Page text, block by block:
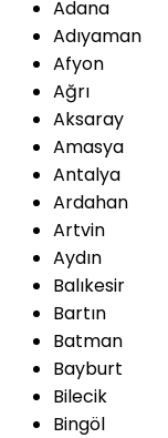
Adana
Adıyaman
Afyon
Ağrı
Aksaray
Amasya
Antalya
Ardahan
Artvin
Aydın
Balıkesir
Bartın
Batman
Bayburt
Bilecik
Bingöl